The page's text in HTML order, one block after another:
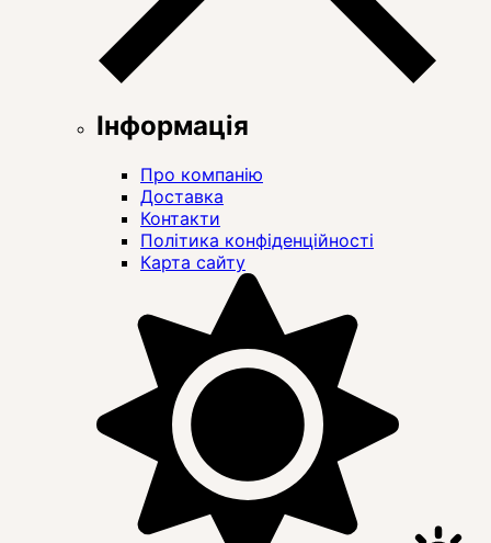
Інформація
Про компанію
Доставка
Контакти
Політика конфіденційності
Карта сайту